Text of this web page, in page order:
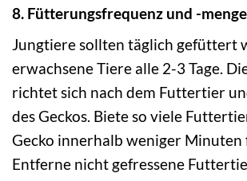
8. Fütterungsfrequenz und -menge
Jungtiere sollten täglich gefüttert
erwachsene Tiere alle 2-3 Tage.
richtet sich nach dem Futtertier
des Geckos. Biete so viele
Gecko innerhalb weniger Minuten
Entferne nicht gefressene